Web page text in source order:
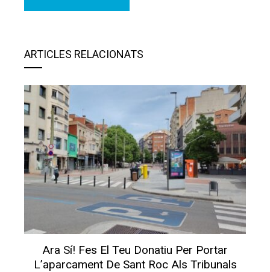
ARTICLES RELACIONATS
Ara Sí! Fes El Teu Donatiu Per Portar
L’aparcament De Sant Roc Als Tribunals